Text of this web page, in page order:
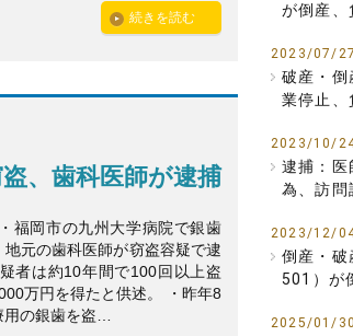
続きを読む
、歯科医師が逮捕
福岡市の九州大学病院で銀歯
地元の歯科医師が窃盗容疑で逮
者は約10年間で100回以上盗
万円を得たと供述。 ・昨年8
用の銀歯を盗…
が倒産、
2023/07/27
破産・倒
業停止、
2023/10/
逮捕：
為、訪問
2023/12/
倒産・破
501）が
2025/01/30